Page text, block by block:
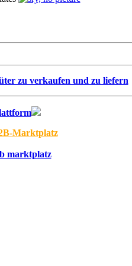
zu verkaufen und zu liefern
Marktplatz